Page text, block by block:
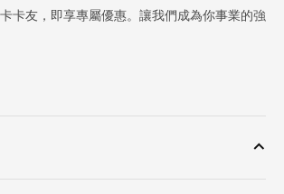
卡友，即享專屬優惠。讓我們成為你事業的強